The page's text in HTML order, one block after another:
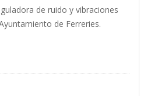
de ruido y vibraciones
de Ferreries.